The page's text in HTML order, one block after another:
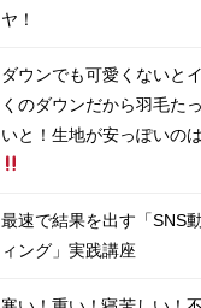
ヤ！
ダウンでも可愛くないと
くのダウンだから羽毛た
いと！生地が安っぽいの
最速で結果を出す「SNS
ィング」実践講座